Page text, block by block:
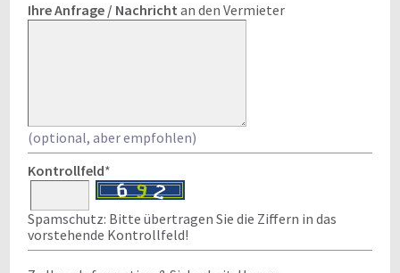
Ihre Anfrage / Nachricht an den Vermieter
(optional, aber empfohlen)
Kontrollfeld*
Spamschutz: Bitte übertragen Sie die Ziffern in das
vorstehende Kontrollfeld!